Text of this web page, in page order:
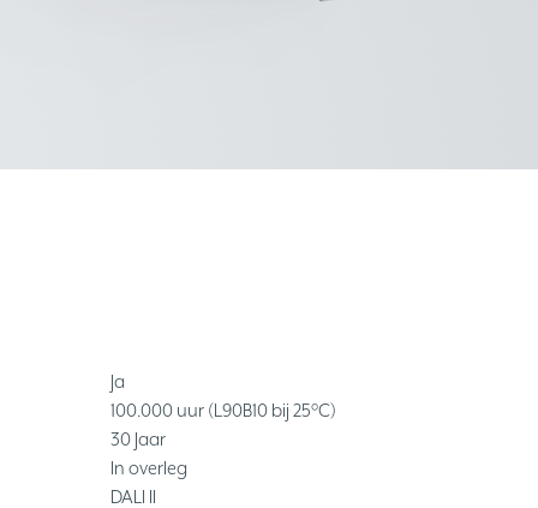
Ja
100.000 uur (L90B10 bij 25°C)
30 Jaar
In overleg
DALI II